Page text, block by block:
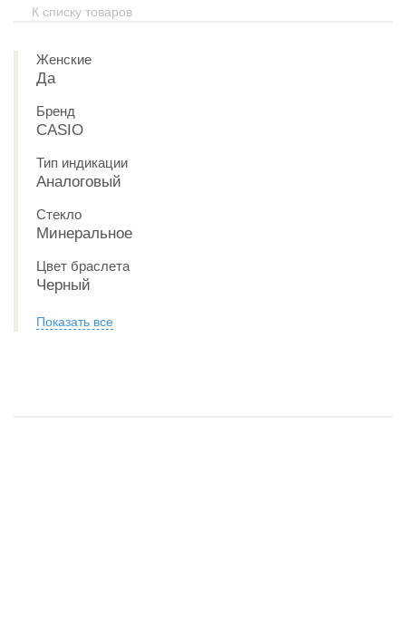
К списку товаров
Женские
Да
Бренд
CASIO
Тип индикации
Аналоговый
Стекло
Минеральное
Цвет браслета
Черный
Показать все